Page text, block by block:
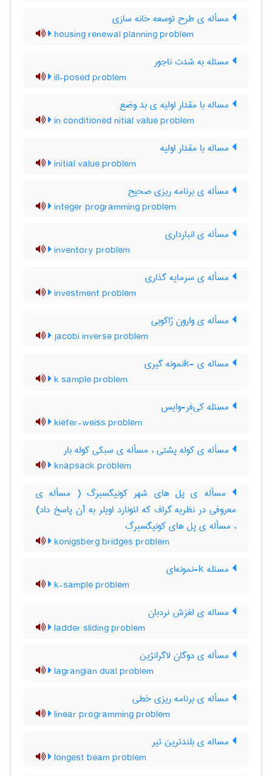
مسأله ی طرح توسعه خانه سازی
housing renewal planning problem
مسئله به شدت ناجور
ill-posed problem
مساله با مقدار اولیه ی بد وضع
in conditioned nitial value problem
مساله با مقدار اولیه
initial value problem
مسأله ی برنامه ریزی صحیح
integer programming problem
مسأله ی انبارداری
inventory problem
مسأله ی سرمایه گذاری
investment problem
مسأله ی وارون ژاکوبی
jacobi inverse problem
مساله ی -kنمونه گیری
k sample problem
مسئله کی‌فِر-وایس
kiefer-weiss problem
مسأله ی کوله پشتی ، مسأله ی سبکی کوله بار
knapsack problem
مسأله ی پل های شهر کونیگسبرگ ( مسأله ی
معروفی در نظریه گراف که لئونارد اویلر به آن پاسخ داد)
، مسأله ی پل های کونیگسبرگ
konigsberg bridges problem
مسئله k-نمونه‌ای
k-sample problem
مساله ی لغزش نردبان
ladder sliding problem
مسأله ی دوگان لاگرانژین
lagrangian dual problem
مسأله ی برنامه ریزی خطی
linear programming problem
مساله ی بلندترین تیر
longest beam problem